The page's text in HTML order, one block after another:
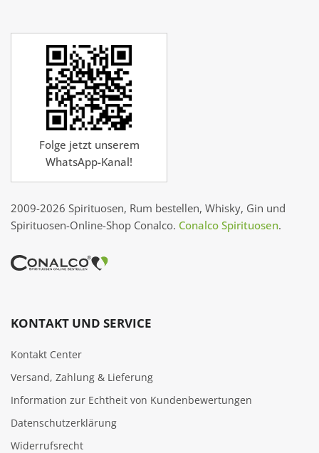
Folge jetzt unserem
WhatsApp-Kanal!
2009-2026 Spirituosen, Rum bestellen, Whisky, Gin und
Spirituosen-Online-Shop Conalco. Conalco Spirituosen.
KONTAKT UND SERVICE
Kontakt Center
Versand, Zahlung & Lieferung
Information zur Echtheit von Kundenbewertungen
Datenschutzerklärung
Widerrufsrecht